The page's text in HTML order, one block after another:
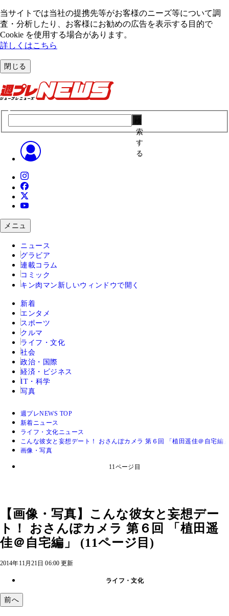
当サイトでは当社の提携先等がお客様のニーズ等について調
査・分析したり、お客様にお勧めの広告を表⽰する⽬的で
Cookie を使⽤する場合があります。
詳しくはこちら
閉じる
索
す
る
メニュ
ニュース
グラビア
連載コラム
コミック
キン肉マン 新しいウィンドウで開く
新着
エンタメ
スポーツ
クルマ
ライフ・文化
社会
政治・国際
経済・ビジネス
IT・科学
写真
週プレNEWS TOP
新着ニュース
ライフ・文化ニュース
こんな彼女と妄想デート！ おさんぽカメラ 第６回 「植田遥佳＠自宅編
画像・写真
11ページ目
【画像・写真】こんな彼女と妄想デー
ト！ おさんぽカメラ 第６回 「植田遥
佳＠自宅編」 (11ページ目)
2014年11月21日 06:00 更新
ライフ・文化
前へ